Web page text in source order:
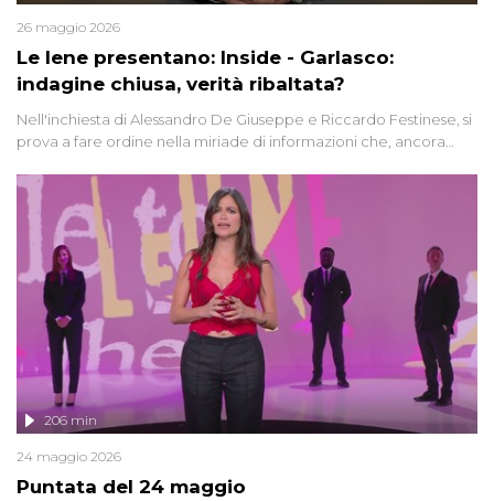
Le Iene presentano: Inside - Garlasco:
indagine chiusa, verità ribaltata?
26 maggio 2026
Nell'inchiesta di Alessandro De Giuseppe e Riccardo Festinese, si
prova a fare ordine nella miriade di informazioni che, ancora
giudiziarie più discusse degli ultimi anni. Lo speciale ricostruisce la
vicenda mettendo in fila testimonianze, errori, dettagli
controversi e i protagonisti di un'indagine che sembra non avere
fine.
Puntata del 24 maggio
206 min
24 maggio 2026